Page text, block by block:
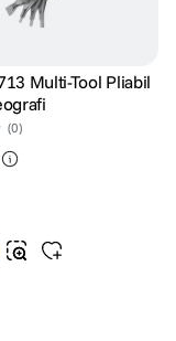
Multi-Tool Pliabil
(0)